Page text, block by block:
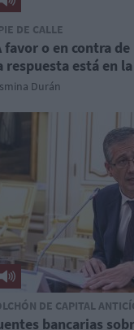
DE CALLE
favor o en contra
respuesta está en
Durán
DE CAPITAL
bancarias